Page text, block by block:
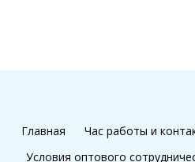
Главная Час работы и
Условия оптового